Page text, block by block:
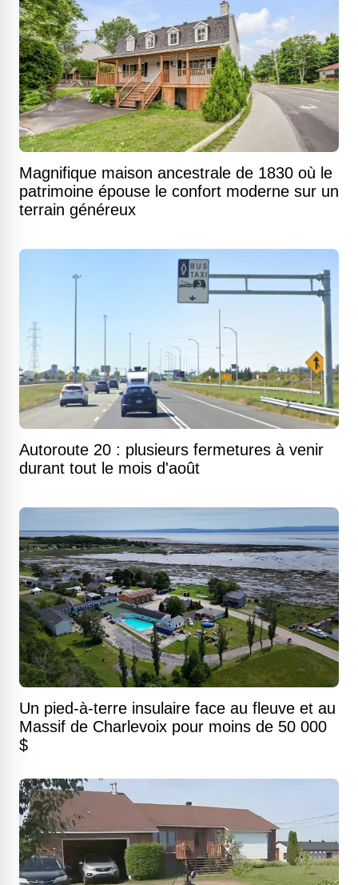
Magnifique maison ancestrale de 1830 où le
patrimoine épouse le confort moderne sur un
terrain généreux
Autoroute 20 : plusieurs fermetures à venir
durant tout le mois d'août
Un pied-à-terre insulaire face au fleuve et au
Massif de Charlevoix pour moins de 50 000
$